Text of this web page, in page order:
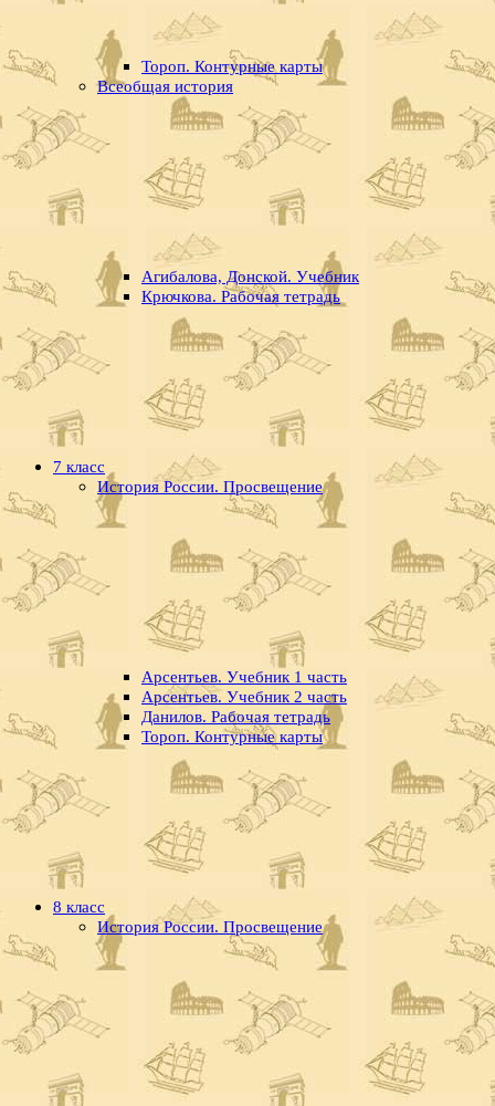
Тороп. Контурные карты
Всеобщая история
Агибалова, Донской. Учебник
Крючкова. Рабочая тетрадь
7 класс
История России. Просвещение
Арсентьев. Учебник 1 часть
Арсентьев. Учебник 2 часть
Данилов. Рабочая тетрадь
Тороп. Контурные карты
8 класс
История России. Просвещение